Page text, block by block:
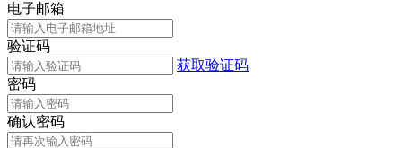
电子邮箱
验证码
获取验证码
密码
确认密码